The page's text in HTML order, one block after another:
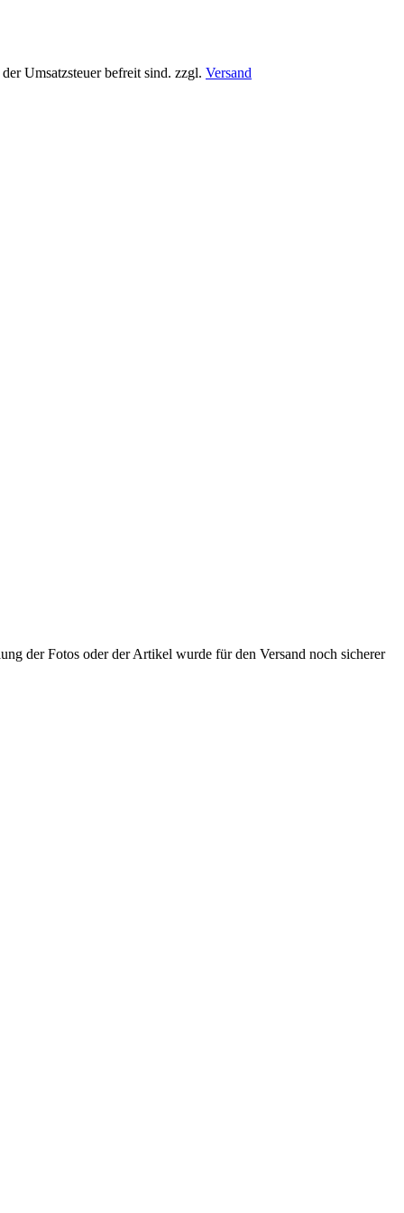
Umsatzsteuer befreit sind. zzgl. Versand
der Fotos oder der Artikel wurde für den Versand noch sicherer